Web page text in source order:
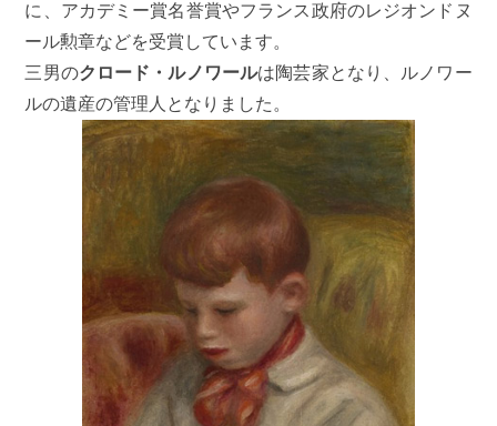
に、アカデミー賞名誉賞やフランス政府のレジオンドヌ
ール勲章などを受賞しています。
三男のクロード・ルノワールは陶芸家となり、ルノワー
ルの遺産の管理人となりました。